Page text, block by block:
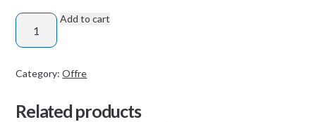
Préparation
Accès/Sésame
Formule
quantity
Add to cart
Category:Offre
Related products